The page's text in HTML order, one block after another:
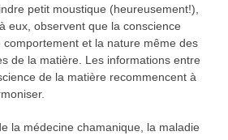
petit moustique (heureusement!),
eux, observent que la conscience
comportement et la nature même des
de la matière. Les informations entre
de la matière recommencent à
la médecine chamanique, la maladie